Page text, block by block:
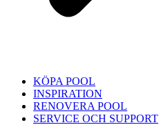
KÖPA POOL
INSPIRATION
RENOVERA POOL
SERVICE OCH SUPPORT